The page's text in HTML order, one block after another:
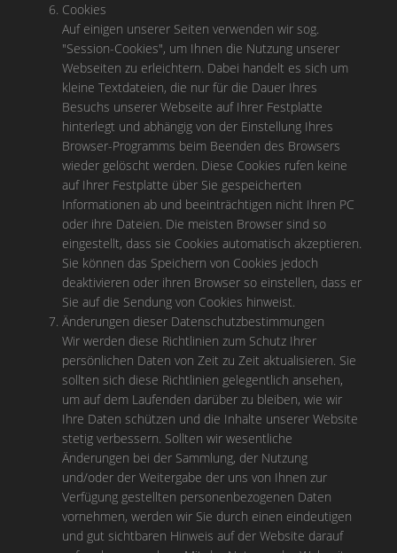
Cookies
Auf einigen unserer Seiten verwenden wir sog.
"Session-Cookies", um Ihnen die Nutzung unserer
Webseiten zu erleichtern. Dabei handelt es sich um
kleine Textdateien, die nur für die Dauer Ihres
Besuchs unserer Webseite auf Ihrer Festplatte
hinterlegt und abhängig von der Einstellung Ihres
Browser-Programms beim Beenden des Browsers
wieder gelöscht werden. Diese Cookies rufen keine
auf Ihrer Festplatte über Sie gespeicherten
Informationen ab und beeinträchtigen nicht Ihren PC
oder ihre Dateien. Die meisten Browser sind so
eingestellt, dass sie Cookies automatisch akzeptieren.
Sie können das Speichern von Cookies jedoch
deaktivieren oder ihren Browser so einstellen, dass er
Sie auf die Sendung von Cookies hinweist.
Änderungen dieser Datenschutzbestimmungen
Wir werden diese Richtlinien zum Schutz Ihrer
persönlichen Daten von Zeit zu Zeit aktualisieren. Sie
sollten sich diese Richtlinien gelegentlich ansehen,
um auf dem Laufenden darüber zu bleiben, wie wir
Ihre Daten schützen und die Inhalte unserer Website
stetig verbessern. Sollten wir wesentliche
Änderungen bei der Sammlung, der Nutzung
und/oder der Weitergabe der uns von Ihnen zur
Verfügung gestellten personenbezogenen Daten
vornehmen, werden wir Sie durch einen eindeutigen
und gut sichtbaren Hinweis auf der Website darauf